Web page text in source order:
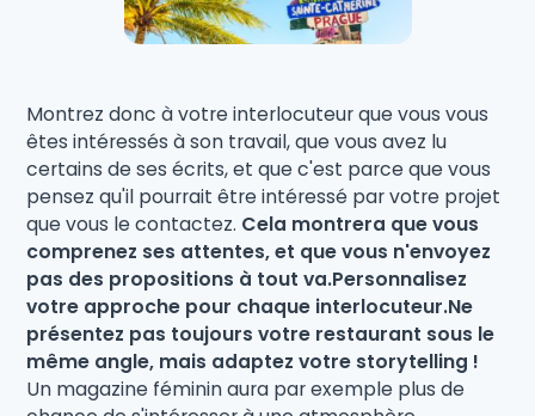
Montrez donc à votre interlocuteur que vous vous
êtes intéressés à son travail, que vous avez lu
certains de ses écrits, et que c'est parce que vous
pensez qu'il pourrait être intéressé par votre projet
que vous le contactez. Cela montrera que vous
comprenez ses attentes, et que vous n'envoyez
pas des propositions à tout va.Personnalisez
votre approche pour chaque interlocuteur.Ne
présentez pas toujours votre restaurant sous le
même angle, mais adaptez votre storytelling !
Un magazine féminin aura par exemple plus de